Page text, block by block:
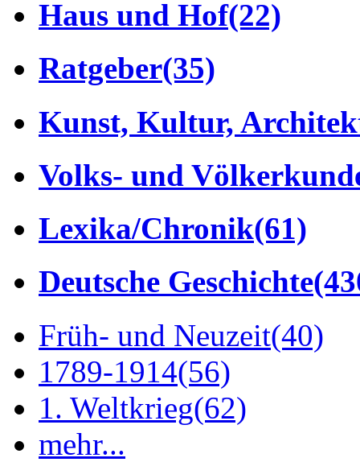
Haus und Hof(22)
Ratgeber(35)
Kunst, Kultur,
Volks- und
Lexika/Chronik(61)
Deutsche Geschichte
Früh- und Neuzeit(40)
1789-1914(56)
1. Weltkrieg(62)
mehr...